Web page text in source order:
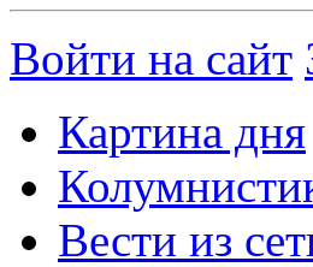
Войти на сайт
Картина дня
Вести из